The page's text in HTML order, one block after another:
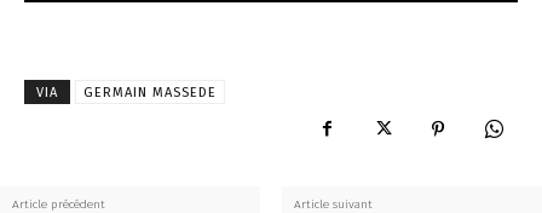
VIA GERMAIN MASSEDE
Article précédent Article suivant